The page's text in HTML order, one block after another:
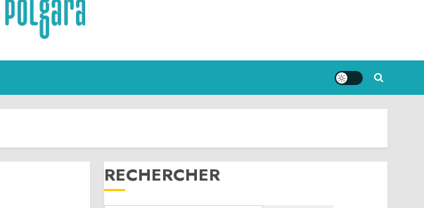
RECHERCHER